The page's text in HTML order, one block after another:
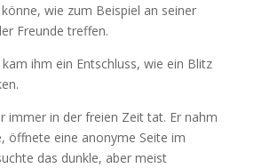
wie zum Beispiel an seiner
Freunde treffen.
ihm ein Entschluss, wie ein Blitz
immer in der freien Zeit tat. Er nahm
öffnete eine anonyme Seite im
das dunkle, aber meist